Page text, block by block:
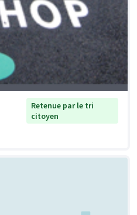
Retenue par le tri
citoyen